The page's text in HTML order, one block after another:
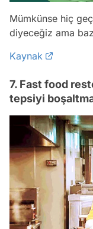
Mümkünse hiç
diyeceğiz ama
Kaynak
7. Fast food
tepsiyi